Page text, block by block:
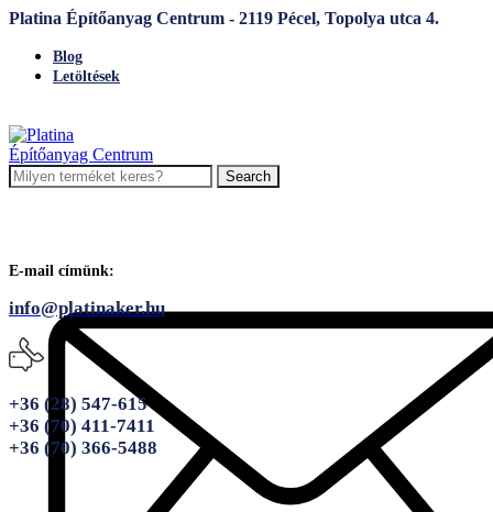
Platina Építőanyag Centrum - 2119 Pécel, Topolya utca 4.
Blog
Letöltések
Search
E-mail címünk:
info@platinaker.hu
+36 (28) 547-615
+36 (70) 411-7411
+36 (70) 366-5488